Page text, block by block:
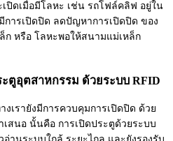
ปิดเมื่อมีโลหะ เช่น รถโฟล์คลิฟ อยู่ใน
การเปิดปิด ลดปัญหาการเปิดปิด ของ
ก หรือ โลหะพอให้สนามแม่เหล็ก
ตูอุตสาหกรรม ด้วยระบบ RFID
เรายังมีการควบคุมการเปิดปิด ด้วย
เสนอ นั้นคือ การเปิดประตูด้วยระบบ